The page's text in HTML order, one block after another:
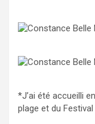
*J’ai été accueilli
plage et du